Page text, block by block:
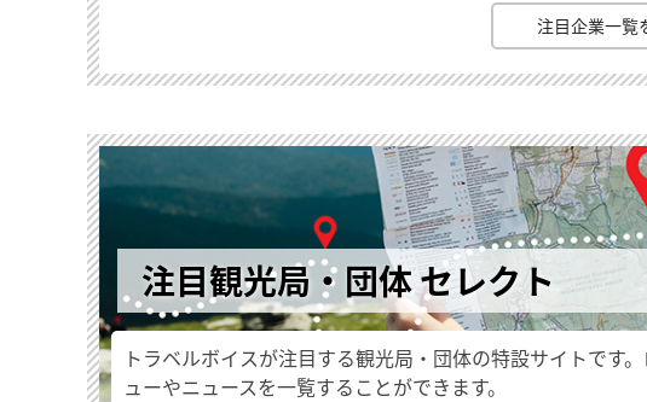
注目企業一覧
注目観光局・団体 セレクト
トラベルボイスが注目する観光局・団体の特設サイトです
ューやニュースを一覧することができます。